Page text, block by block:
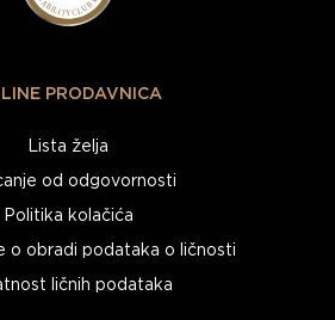
PRODAVNICA
Lista želja
od odgovornosti
Politika kolačića
o obradi podataka o ličnosti
ličnih podataka